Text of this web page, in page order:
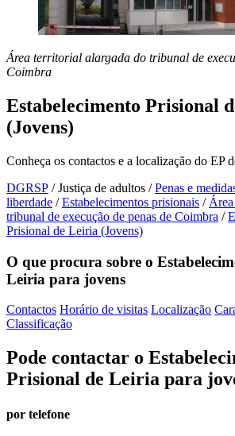
Área territorial alargada do tribunal de
Coimbra
Estabelecimento Prisional
(Jovens)
Conheça os contactos e a localização do EP
DGRSP /Justiça de adultos /Penas e
liberdade /Estabelecimentos prisionais /
tribunal de execução de penas de Coimbra /
Prisional de Leiria (Jovens)
O que procura sobre o
Leiria para jovens
Contactos Horário de visitas Localização
Classificação
Pode contactar o
Prisional de Leiria para
por telefone